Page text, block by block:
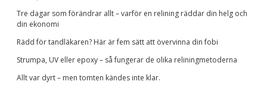
b
a
r
g
o
i
e
Tre dagar som förändrar allt – varför en relining räddar din helg och
din ekonomi
Rädd för tandläkaren? Här är fem sätt att övervinna din fobi
Strumpa, UV eller epoxy – så fungerar de olika reliningmetoderna
Allt var dyrt – men tomten kändes inte klar.